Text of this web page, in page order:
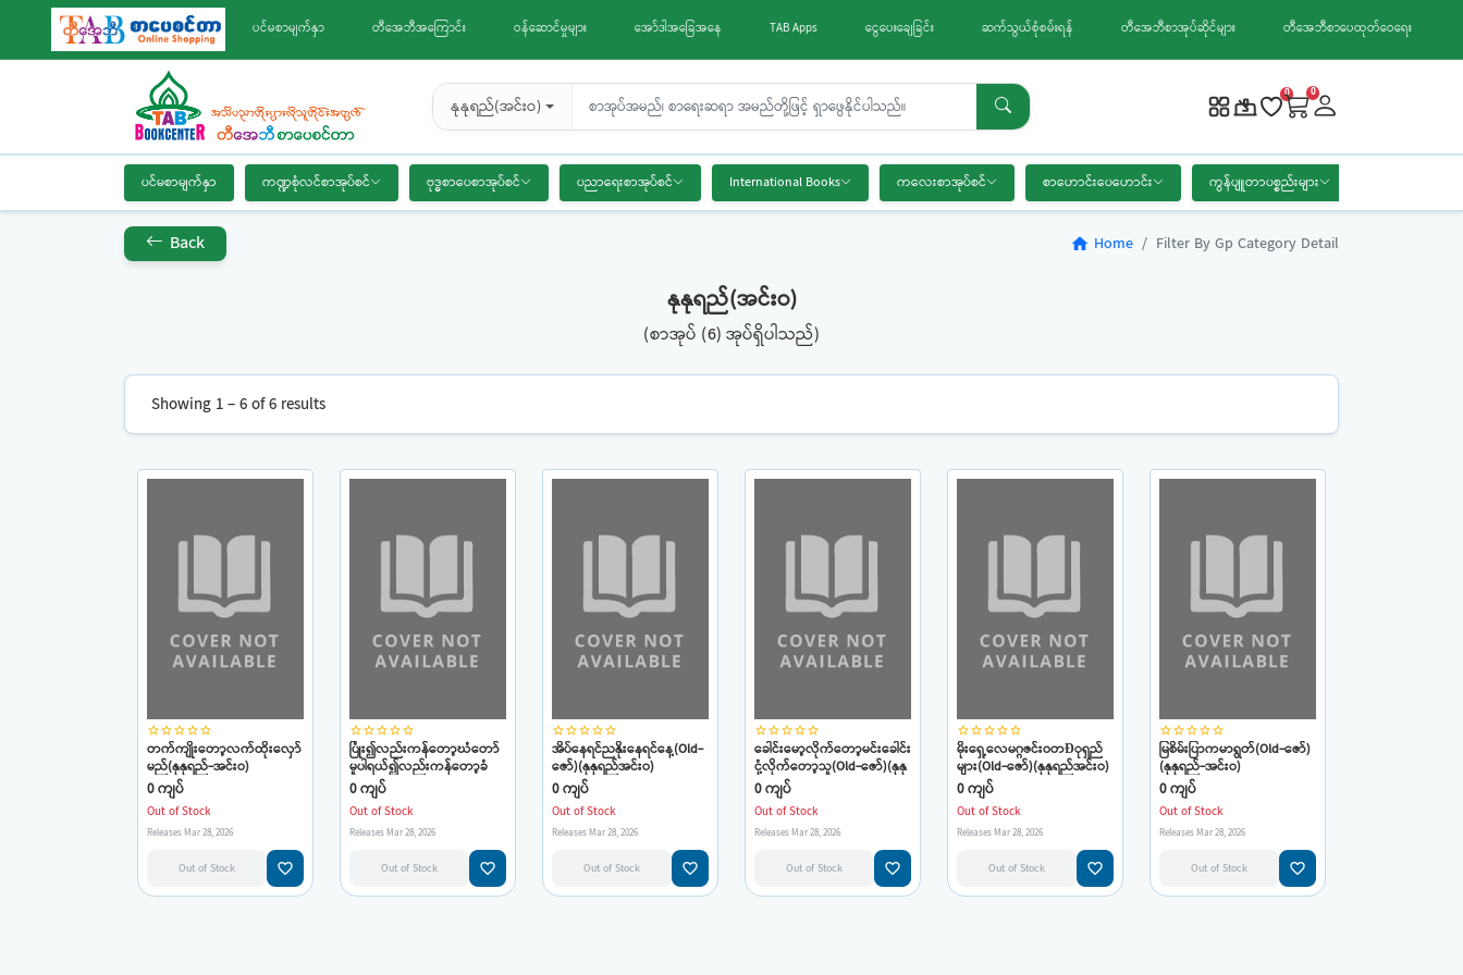
ပင်မစာမျက်နှာ တီအေဘီအကြောင်း ဝန်ဆောင်မှုများ အော်ဒါအခြေအနေ TAB Apps ငွေပေးချေခြင်း ဆက်သွယ်စုံစမ်းရန် တီအေဘီစာအုပ်ဆိုင်များ တီအေဘီစာပေထုတ်ဝေရေး
နုနုရည်(အင်းဝ)
0 0
ပင်မစာမျက်နှာ ကဏ္ဍစုံလင်စာအုပ်စင် ဗုဒ္ဓစာပေစာအုပ်စင် ပညာရေးစာအုပ်စင် International Books ကလေးစာအုပ်စင် စာဟောင်းပေဟောင်း ကွန်ပျူတာပစ္စည်းများ
Back home Home Filter By Gp Category Detail
နုနုရည်(အင်းဝ)
(စာအုပ် (6) အုပ်ရှိပါသည်)
Showing 1 – 6 of 6 results
star_borderstar_borderstar_borderstar_borderstar_border
တက်ကျိုးတော့လက်ထိုးလှော်
မည်(နုနုရည်-အင်းဝ)
0 ကျပ်
Out of Stock
Releases Mar 28, 2026
Out of Stock favorite_border
star_borderstar_borderstar_borderstar_borderstar_border
ပြုံး၍လည်းကန်တော့ဃံတော်
မူပါရယ်၍လည်းကန်တော့ခံ
တော်မူပါ (Old-ဇော်)(နုနုရည်
အင်းဝ)
0 ကျပ်
Out of Stock
Releases Mar 28, 2026
Out of Stock favorite_border
star_borderstar_borderstar_borderstar_borderstar_border
အိပ်နေရင်ညနိုးနေရင်နေ့(Old-
ဇော်)(နုနုရည်အင်းဝ)
0 ကျပ်
Out of Stock
Releases Mar 28, 2026
Out of Stock favorite_border
star_borderstar_borderstar_borderstar_borderstar_border
ခေါင်းမော့လိုက်တော့မင်းခေါင်း
ငုံ့လိုက်တော့သူ(Old-ဇော်)(နုနု
ရည်အင်းဝ)
0 ကျပ်
Out of Stock
Releases Mar 28, 2026
Out of Stock favorite_border
star_borderstar_borderstar_borderstar_borderstar_border
မိုးရှေ့လေမဂ္ဂဇင်းဝတÐုရှည်
များ(Old-ဇော်)(နုနုရည်အင်းဝ)
0 ကျပ်
Out of Stock
Releases Mar 28, 2026
Out of Stock favorite_border
star_borderstar_borderstar_borderstar_borderstar_border
မြစိမ်းပြာကမာရွတ်(Old-ဇော်)
(နုနုရည်-အင်းဝ)
0 ကျပ်
Out of Stock
Releases Mar 28, 2026
Out of Stock favorite_border